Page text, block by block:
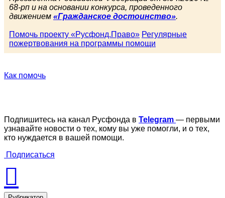
68-рп и на основании конкурса, проведенного
движением «Гражданское достоинство».
Помочь проекту «Русфонд.Право» Регулярные
пожертвования на программы помощи
Как помочь
Подпишитесь на канал Русфонда в Telegram — первыми
узнавайте новости о тех, кому вы уже помогли, и о тех,
кто нуждается в вашей помощи.
Подписаться